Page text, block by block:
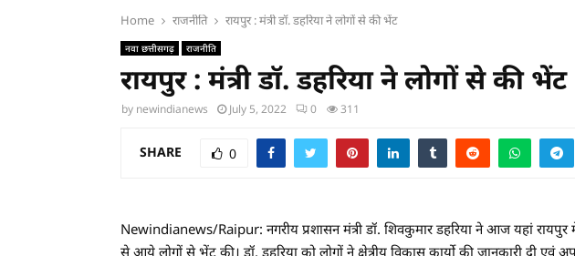
Home राजनीति रायपुर : मंत्री डॉ. डहरिया ने लोगों से की भेंट
नवा छत्तीसगढ़ राजनीति
रायपुर : मंत्री डॉ. डहरिया ने लोगों से की भेंट
by newindianews July 5, 2022 0 311
SHARE 0
Newindianews/Raipur: नगरीय प्रशासन मंत्री डॉ. शिवकुमार डहरिया ने आज यहां
से आये लोगों से भेंट की। डॉ. डहरिया को लोगों ने क्षेत्रीय विकास कार्यो की जानकारी दी